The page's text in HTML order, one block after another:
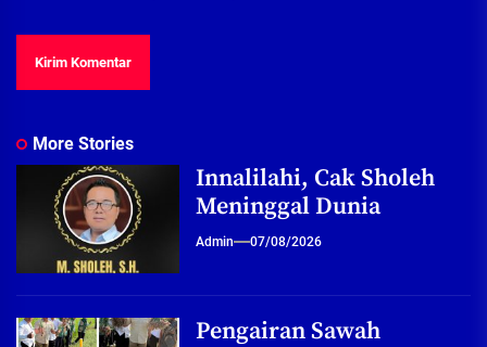
More Stories
Innalilahi, Cak Sholeh
Meninggal Dunia
Admin 07/08/2026
Pengairan Sawah